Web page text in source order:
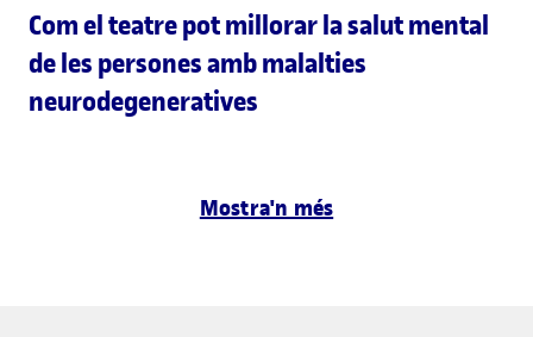
Com el teatre pot millorar la salut mental
de les persones amb malalties
neurodegeneratives
Mostra'n més